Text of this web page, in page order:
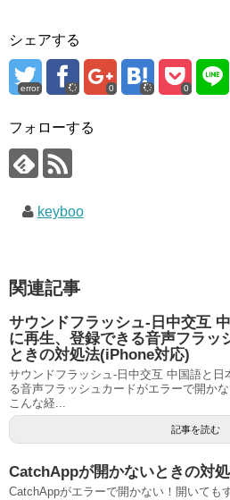
シェアする
error 0 0
フォローする
keyboo
関連記事
サウンドフラッシュ-日中交互
に再生、登録できる音声フラッ
ときの対処法(iPhone対応)
サウンドフラッシュ-日中交互 中国語と日
る音声フラッシュカードがエラーで開か
こんな経...
記事を読む
CatchAppが開かないときの対
CatchAppがエラーで開かない！開いても